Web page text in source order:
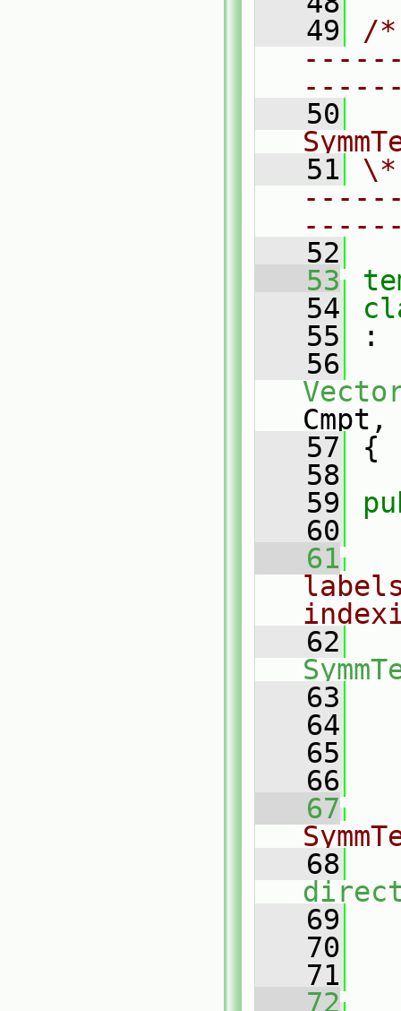
   49
/
   50
   51
   52
   53
   54
   55
:
   56
Cmpt,
   57
{
   58
   59
   60
   61
   62
   63
   64
   65
   66
   67
   68
   69
   70
   71
   72